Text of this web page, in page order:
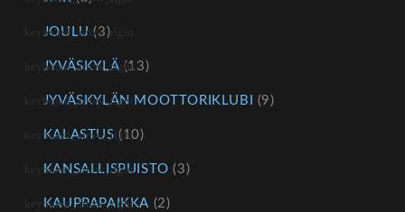
JOULU (3)
JYVÄSKYLÄ(13)
JYVÄSKYLÄN MOOTTORIKLUBI (9)
KALASTUS (10)
KANSALLISPUISTO (3)
KAUPPAPAIKKA (2)